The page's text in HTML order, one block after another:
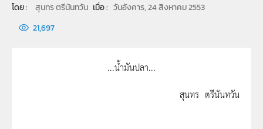
โดย : สุนทร ตรีนันทวัน เมื่อ : วันอังคาร, 24 สิงหาคม 2553
21,697
...น้ำมันปลา...
สุนทร ตรีนันทวัน